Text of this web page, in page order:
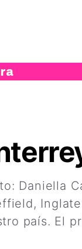
Daniella
país. El